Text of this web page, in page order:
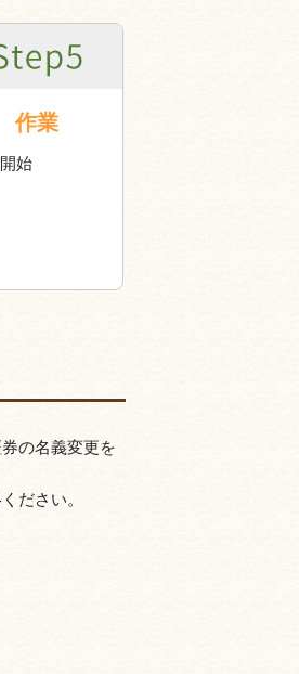
作業
始
の名義変更を
ださい。